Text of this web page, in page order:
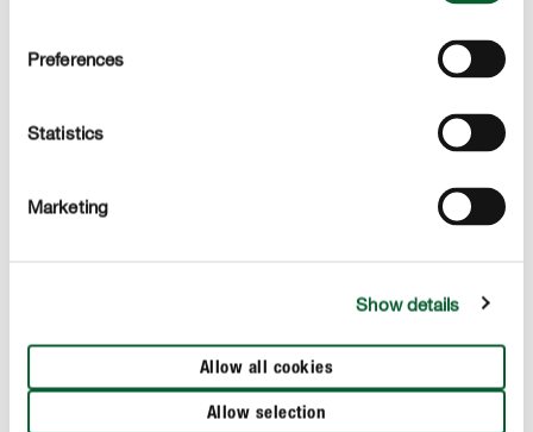
Preferences
Statistics
Marketing
Show details
Allow all cookies
Allow selection
Plus sur l'entretien de votre gazon